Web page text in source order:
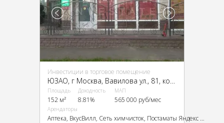
Инвестиции в торговое помещение
Площадь
152 м²
Доходность
8.81%
МАП
565 000 руб/мес
Арендаторы
Аптека, ВкусВилл, Сеть химчисток, Постаматы Яндекс и СберМаркет